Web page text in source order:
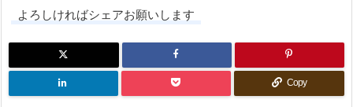
よろしければシェアお願いします
Copy